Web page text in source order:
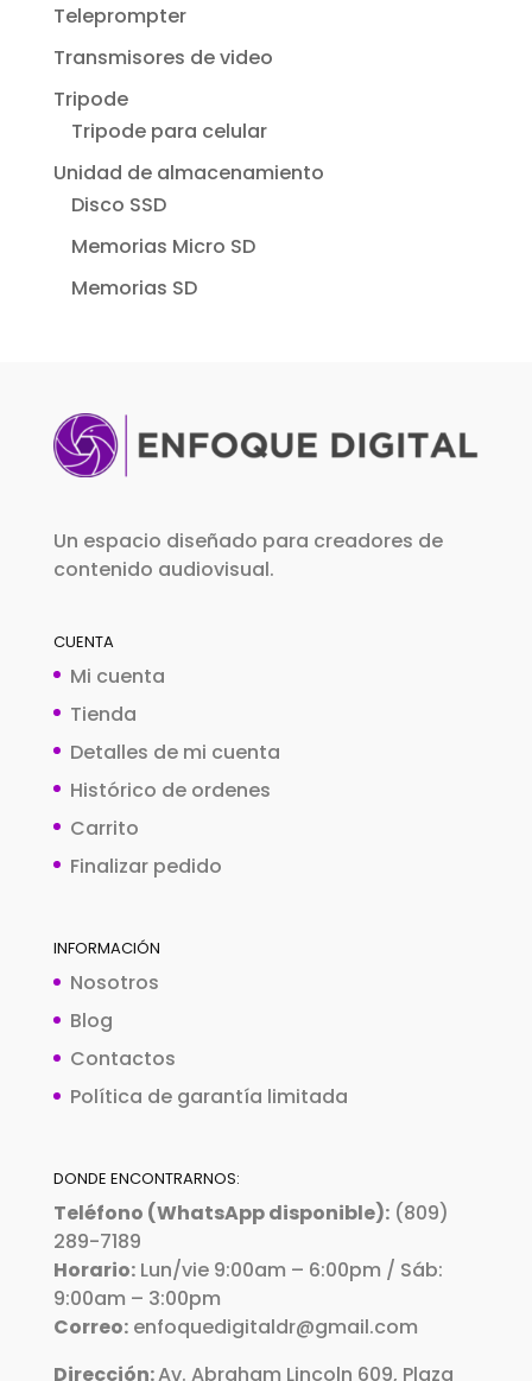
Teleprompter
Transmisores de video
Tripode
Tripode para celular
Unidad de almacenamiento
Disco SSD
Memorias Micro SD
Memorias SD
Un espacio diseñado para creadores de
contenido audiovisual.
CUENTA
Mi cuenta
Tienda
Detalles de mi cuenta
Histórico de ordenes
Carrito
Finalizar pedido
INFORMACIÓN
Nosotros
Blog
Contactos
Política de garantía limitada
DONDE ENCONTRARNOS:
Teléfono (WhatsApp disponible):(809)
289-7189
Horario:Lun/vie 9:00am – 6:00pm / Sáb:
9:00am – 3:00pm
Correo:enfoquedigitaldr@gmail.com
Dirección:Av. Abraham Lincoln 609, Plaza